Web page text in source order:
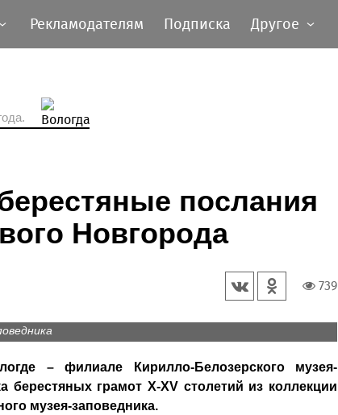
Рекламодателям Подписка Другое
послания
Новгорода
739
– филиале Кирилло-Белозерского музея-
берестяных грамот X-XV столетий из коллекции
музея-заповедника.